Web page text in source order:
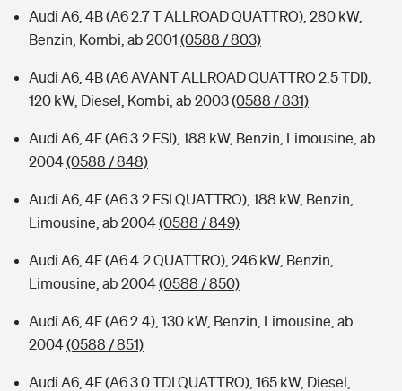
Audi A6, 4B (A6 2.7 T ALLROAD QUATTRO), 280 kW,
Benzin, Kombi, ab 2001 (0588 / 803)
Audi A6, 4B (A6 AVANT ALLROAD QUATTRO 2.5 TDI),
120 kW, Diesel, Kombi, ab 2003(0588 / 831)
Audi A6, 4F (A6 3.2 FSI), 188 kW, Benzin, Limousine, ab
2004(0588 / 848)
Audi A6, 4F (A6 3.2 FSI QUATTRO), 188 kW, Benzin,
Limousine, ab 2004(0588 / 849)
Audi A6, 4F (A6 4.2 QUATTRO), 246 kW, Benzin,
Limousine, ab 2004(0588 / 850)
Audi A6, 4F (A6 2.4), 130 kW, Benzin, Limousine, ab
2004(0588 / 851)
Audi A6, 4F (A6 3.0 TDI QUATTRO), 165 kW, Diesel,